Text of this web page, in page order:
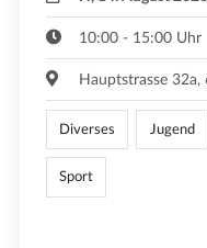
10:00 - 15:00 Uhr
Hauptstrasse 32a,
Diverses Jugend
Sport